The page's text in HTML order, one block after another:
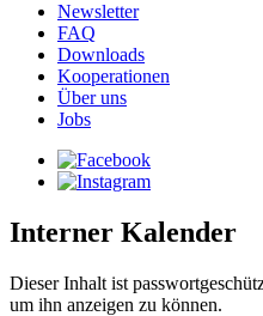
Newsletter
FAQ
Downloads
Kooperationen
Über uns
Jobs
Interner Kalender
Dieser Inhalt ist
um ihn anzeigen zu können.